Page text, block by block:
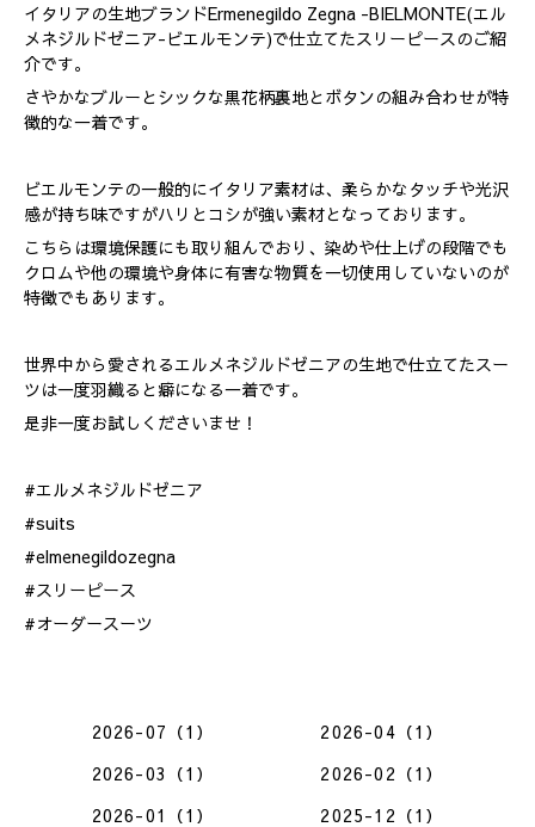
イタリアの生地ブランドErmenegildo Zegna -BIELMONTE(エル
メネジルドゼニア-ビエルモンテ)で仕立てたスリーピースのご紹
介です。
さやかなブルーとシックな黒花柄裏地とボタンの組み合わせが特
徴的な一着です。
ビエルモンテの一般的にイタリア素材は、柔らかなタッチや光沢
感が持ち味ですがハリとコシが強い素材となっております。
こちらは環境保護にも取り組んでおり、染めや仕上げの段階でも
クロムや他の環境や身体に有害な物質を一切使用していないのが
特徴でもあります。
世界中から愛されるエルメネジルドゼニアの生地で仕立てたスー
ツは一度羽織ると癖になる一着です。
是非一度お試しくださいませ！
#エルメネジルドゼニア
#suits
#elmenegildozegna
#スリーピース
#オーダースーツ
2026-07（1）
2026-04（1）
2026-03（1）
2026-02（1）
2026-01（1）
2025-12（1）